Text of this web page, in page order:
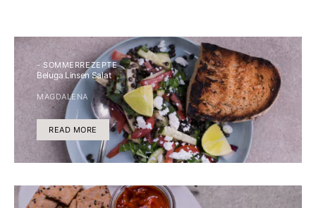
- SOMMERREZEPTE
Beluga Linsen Salat
MAGDALENA
READ MORE